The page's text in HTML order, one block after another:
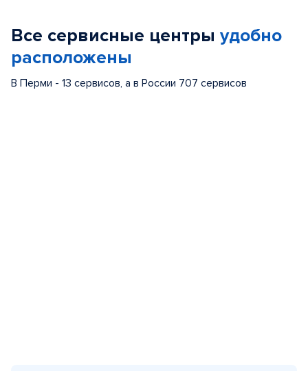
Все сервисные центры удобно
расположены
В Перми - 13 сервисов, а в России 707 сервисов